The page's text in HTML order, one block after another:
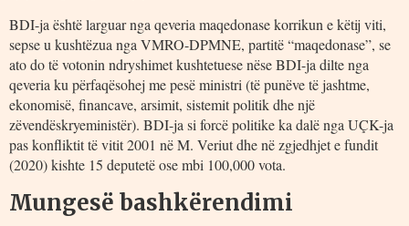
BDI-ja është larguar nga qeveria maqedonase korrikun e këtij viti,
sepse u kushtëzua nga VMRO-DPMNE, partitë “maqedonase”, se
ato do të votonin ndryshimet kushtetuese nëse BDI-ja dilte nga
qeveria ku përfaqësohej me pesë ministri (të punëve të jashtme,
ekonomisë, financave, arsimit, sistemit politik dhe një
zëvendëskryeministër). BDI-ja si forcë politike ka dalë nga UÇK-ja
pas konfliktit të vitit 2001 në M. Veriut dhe në zgjedhjet e fundit
(2020) kishte 15 deputetë ose mbi 100,000 vota.
Mungesë bashkërendimi